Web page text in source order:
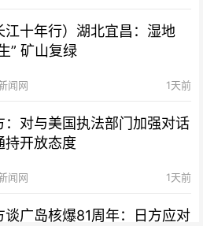
江十年行）湖北宜昌：湿地
” 矿山复绿
闻网 1天前
：对与美国执法部门加强对话
持开放态度
闻网 1天前
谈广岛核爆81周年：日方应对